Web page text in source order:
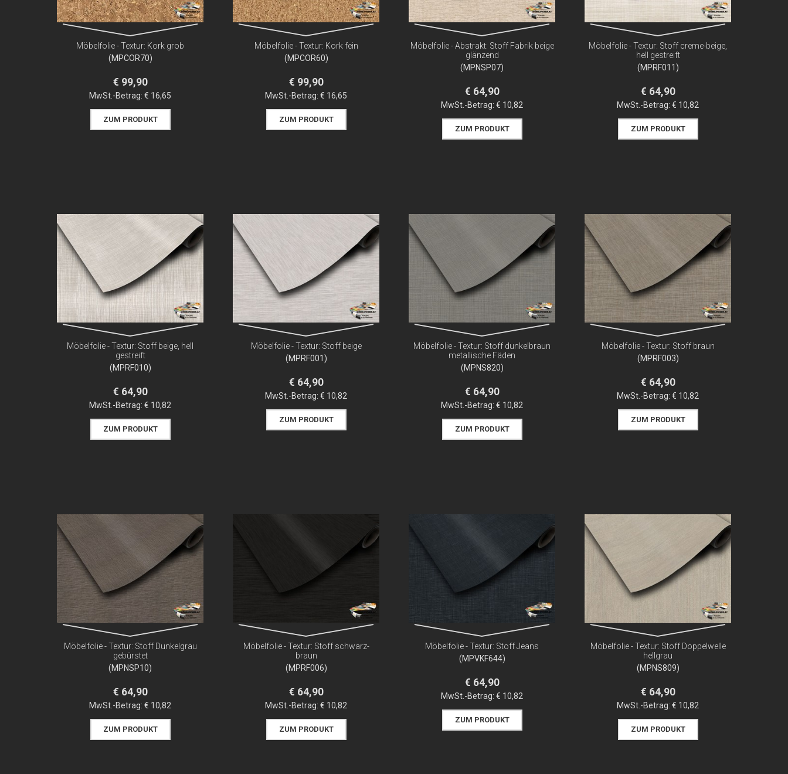
Möbelfolie - Textur: Kork grob
(MPCOR70)
€ 99,90
MwSt.-Betrag: € 16,65
ZUM PRODUKT
Möbelfolie - Textur: Kork fein
(MPCOR60)
€ 99,90
MwSt.-Betrag: € 16,65
ZUM PRODUKT
Möbelfolie - Abstrakt: Stoff Fabrik beige
glänzend
(MPNSP07)
€ 64,90
MwSt.-Betrag: € 10,82
ZUM PRODUKT
Möbelfolie - Textur: Stoff creme-beige,
hell gestreift
(MPRF011)
€ 64,90
MwSt.-Betrag: € 10,82
ZUM PRODUKT
Möbelfolie - Textur: Stoff beige, hell
gestreift
(MPRF010)
€ 64,90
MwSt.-Betrag: € 10,82
ZUM PRODUKT
Möbelfolie - Textur: Stoff beige
(MPRF001)
€ 64,90
MwSt.-Betrag: € 10,82
ZUM PRODUKT
Möbelfolie - Textur: Stoff dunkelbraun
metallische Fäden
(MPNS820)
€ 64,90
MwSt.-Betrag: € 10,82
ZUM PRODUKT
Möbelfolie - Textur: Stoff braun
(MPRF003)
€ 64,90
MwSt.-Betrag: € 10,82
ZUM PRODUKT
Möbelfolie - Textur: Stoff Dunkelgrau
gebürstet
(MPNSP10)
€ 64,90
MwSt.-Betrag: € 10,82
ZUM PRODUKT
Möbelfolie - Textur: Stoff schwarz-
braun
(MPRF006)
€ 64,90
MwSt.-Betrag: € 10,82
ZUM PRODUKT
Möbelfolie - Textur: Stoff Jeans
(MPVKF644)
€ 64,90
MwSt.-Betrag: € 10,82
ZUM PRODUKT
Möbelfolie - Textur: Stoff Doppelwelle
hellgrau
(MPNS809)
€ 64,90
MwSt.-Betrag: € 10,82
ZUM PRODUKT